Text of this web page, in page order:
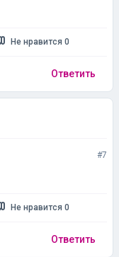
Не нравится 0
Ответить
#7
Не нравится 0
Ответить